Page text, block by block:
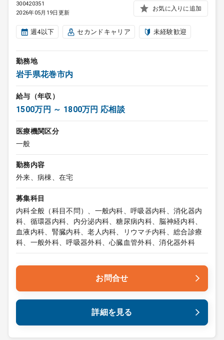
300420351
2026年05月19日更新
お気に入りに追加
週4以下 セカンドキャリア 未経験歓迎
勤務地
岩手県花巻市内
給与（年収）
1500万円 ～ 1800万円 応相談
医療機関区分
一般
勤務内容
外来、病棟、在宅
募集科目
内科全般（科目不問）、一般内科、呼吸器内科、消化器内
科、循環器内科、内分泌内科、糖尿病内科、脳神経内科、
血液内科、腎臓内科、老人内科、リウマチ内科、総合診療
科、一般外科、呼吸器外科、心臓血管外科、消化器外科
お問合せ
詳細を見る